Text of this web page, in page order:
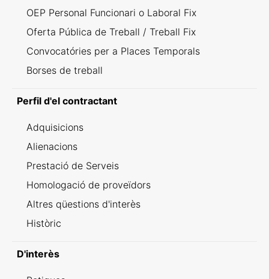
OEP Personal Funcionari o Laboral Fix
Oferta Pública de Treball / Treball Fix
Convocatóries per a Places Temporals
Borses de treball
Perfil d'el contractant
Adquisicions
Alienacions
Prestació de Serveis
Homologació de proveïdors
Altres qüestions d'interès
Històric
D'interès